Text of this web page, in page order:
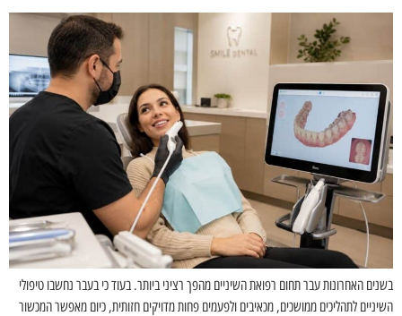
בשנים האחרונות עבר תחום רפואת השיניים מהפך רציני ביותר. בעוד כי בעבר נחשבו טיפולי
השיניים לתהליכים ממושכים, מכאיבים ולפעמים פחות מדויקים חזותית, כיום מאפשר המכשור